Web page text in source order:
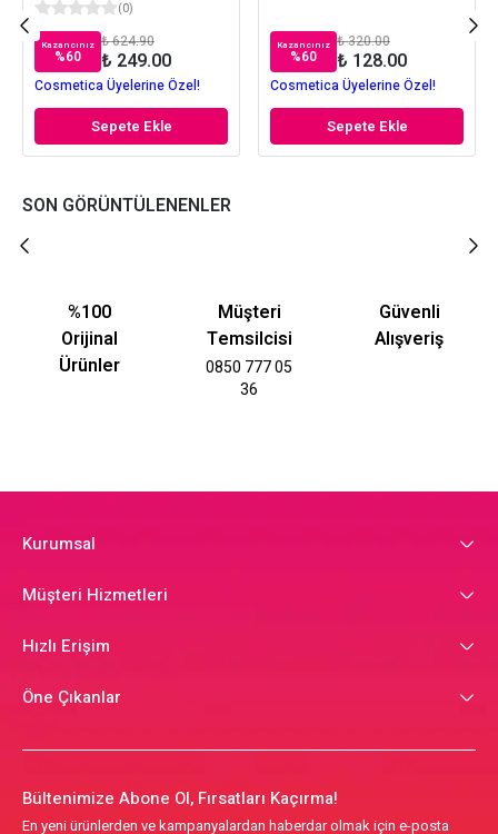
(0)
Kazancınız
%60
₺ 624.90
₺ 249.00
Cosmetica Üyelerine Özel!
Sepete Ekle
Kazancınız
%60
₺ 320.00
₺ 128.00
Cosmetica Üyelerine Özel!
Sepete Ekle
SON GÖRÜNTÜLENENLER
%100
Orijinal
Ürünler
Müşteri
Temsilcisi
0850 777 05
36
Güvenli
Alışveriş
Kurumsal
Müşteri Hizmetleri
Hızlı Erişim
Öne Çıkanlar
Bültenimize Abone Ol, Fırsatları Kaçırma!
En yeni ürünlerden ve kampanyalardan haberdar olmak için e-posta